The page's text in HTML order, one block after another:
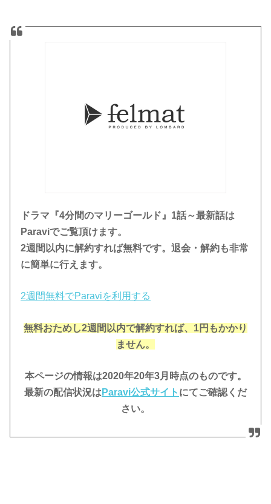
ドラマ『4分間のマリーゴールド』1話～最新話は
Paraviでご覧頂けます。
2週間以内に解約すれば無料です。退会・解約も非常
に簡単に行えます。
2週間無料でParaviを利用する
無料おためし2週間 以内で解約すれば、1円もかかり
ません。
本ページの情報は2020年20年3月時点のものです。
最新の配信状況は Paravi公式サイト にてご確認くだ
さい。